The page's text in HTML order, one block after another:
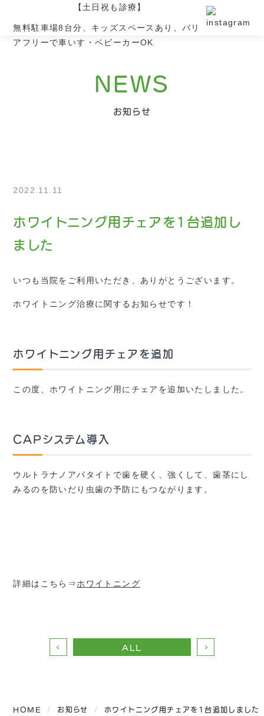
無料駐車場8台分、キッズスペースあり、バリ
アフリーで車いす・ベビーカーOK
NEWS
お知らせ
2022.11.11
ホワイトニング用チェアを1台追加し
ました
いつも当院をご利用いただき、ありがとうございます。
ホワイトニング治療に関するお知らせです！
ホワイトニング用チェアを追加
この度、ホワイトニング用にチェアを追加いたしました。
CAPシステム導入
ウルトラナノアパタイトで歯を硬く、強くして、歯茎にし
みるのを防いだり虫歯の予防にもつながります。
詳細はこちら⇒ホワイトニング
ALL
HOME お知らせ ホワイトニング用チェアを1台追加しました